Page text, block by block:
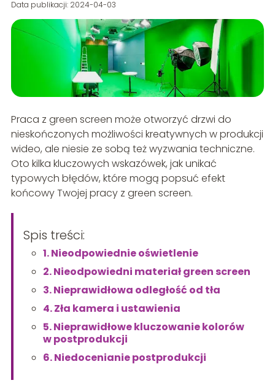
Data publikacji: 2024-04-03
Praca z green screen może otworzyć drzwi do
nieskończonych możliwości kreatywnych w produkcji
wideo, ale niesie ze sobą też wyzwania techniczne.
Oto kilka kluczowych wskazówek, jak unikać
typowych błędów, które mogą popsuć efekt
końcowy Twojej pracy z green screen.
Spis treści:
1. Nieodpowiednie oświetlenie
2. Nieodpowiedni materiał green screen
3. Nieprawidłowa odległość od tła
4. Zła kamera i ustawienia
5. Nieprawidłowe kluczowanie kolorów
w postprodukcji
6. Niedocenianie postprodukcji